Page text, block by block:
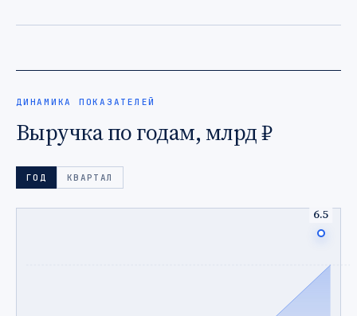
ДИНАМИКА ПОКАЗАТЕЛЕЙ
Выручка по годам, млрд ₽
ГОД КВАРТАЛ
6.5